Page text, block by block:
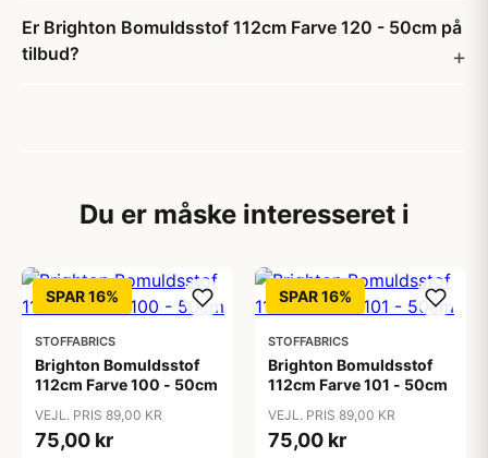
Er Brighton Bomuldsstof 112cm Farve 120 - 50cm på
tilbud?
Du er måske interesseret i
SPAR 16%
STOFFABRICS
Brighton Bomuldsstof
112cm Farve 100 - 50cm
VEJL. PRIS 89,00 KR
75,00 kr
SPAR 16%
STOFFABRICS
Brighton Bomuldsstof
112cm Farve 101 - 50cm
VEJL. PRIS 89,00 KR
75,00 kr